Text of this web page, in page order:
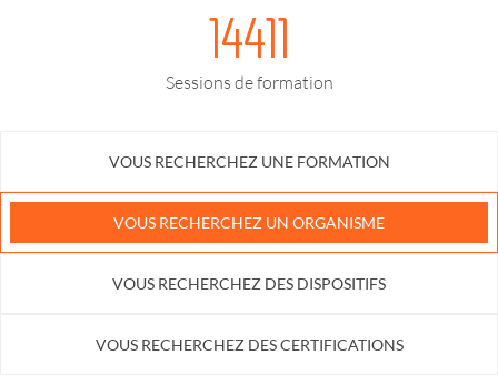
14411
Sessions de formation
VOUS RECHERCHEZ UNE FORMATION
VOUS RECHERCHEZ UN ORGANISME
VOUS RECHERCHEZ DES DISPOSITIFS
VOUS RECHERCHEZ DES CERTIFICATIONS